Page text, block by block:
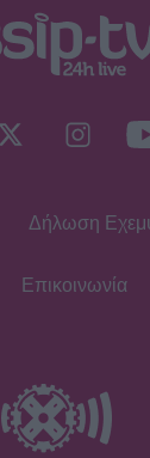
Δήλωση
Επικοινωνία